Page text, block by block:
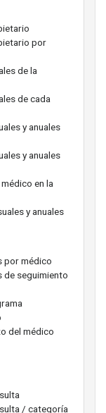
por
de la
de cada
y anuales
y anuales
en la
y anuales
por médico
de seguimiento
del médico
/ categoría